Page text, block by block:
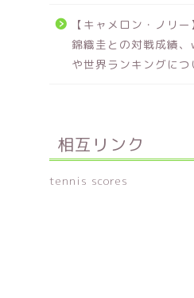
【キャメロン・ノリ
錦織圭との対戦成績
や世界ランキングにつ
相互リンク
tennis scores